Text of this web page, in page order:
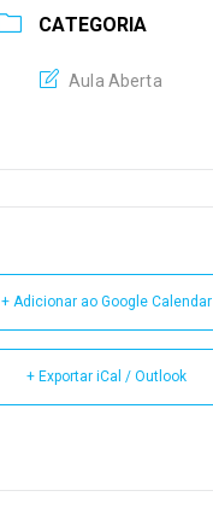
CATEGORIA
Aula Aberta
+ Adicionar ao Google Calendar
+ Exportar iCal / Outlook